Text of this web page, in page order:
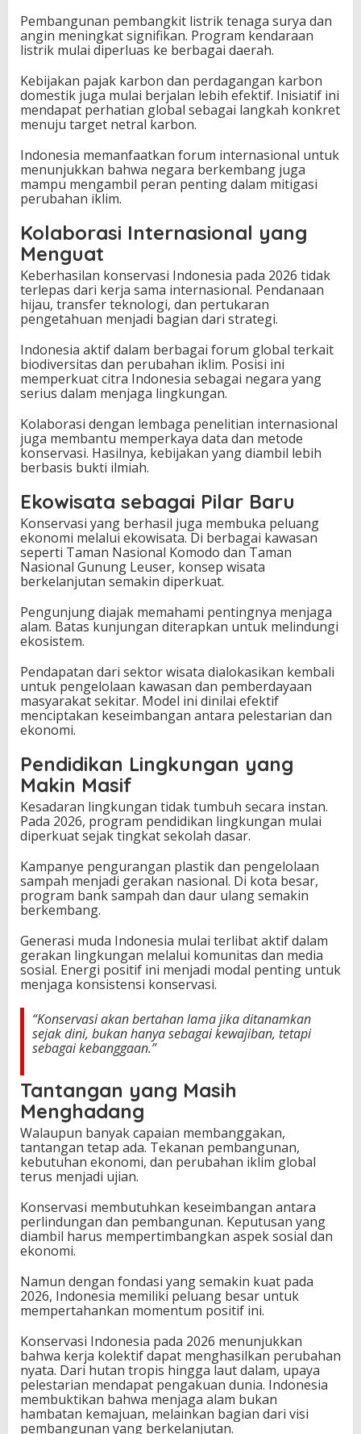
Pembangunan pembangkit listrik tenaga surya dan
angin meningkat signifikan. Program kendaraan
listrik mulai diperluas ke berbagai daerah.
Kebijakan pajak karbon dan perdagangan karbon
domestik juga mulai berjalan lebih efektif. Inisiatif ini
mendapat perhatian global sebagai langkah konkret
menuju target netral karbon.
Indonesia memanfaatkan forum internasional untuk
menunjukkan bahwa negara berkembang juga
mampu mengambil peran penting dalam mitigasi
perubahan iklim.
Kolaborasi Internasional yang
Menguat
Keberhasilan konservasi Indonesia pada 2026 tidak
terlepas dari kerja sama internasional. Pendanaan
hijau, transfer teknologi, dan pertukaran
pengetahuan menjadi bagian dari strategi.
Indonesia aktif dalam berbagai forum global terkait
biodiversitas dan perubahan iklim. Posisi ini
memperkuat citra Indonesia sebagai negara yang
serius dalam menjaga lingkungan.
Kolaborasi dengan lembaga penelitian internasional
juga membantu memperkaya data dan metode
konservasi. Hasilnya, kebijakan yang diambil lebih
berbasis bukti ilmiah.
Ekowisata sebagai Pilar Baru
Konservasi yang berhasil juga membuka peluang
ekonomi melalui ekowisata. Di berbagai kawasan
seperti Taman Nasional Komodo dan Taman
Nasional Gunung Leuser, konsep wisata
berkelanjutan semakin diperkuat.
Pengunjung diajak memahami pentingnya menjaga
alam. Batas kunjungan diterapkan untuk melindungi
ekosistem.
Pendapatan dari sektor wisata dialokasikan kembali
untuk pengelolaan kawasan dan pemberdayaan
masyarakat sekitar. Model ini dinilai efektif
menciptakan keseimbangan antara pelestarian dan
ekonomi.
Pendidikan Lingkungan yang
Makin Masif
Kesadaran lingkungan tidak tumbuh secara instan.
Pada 2026, program pendidikan lingkungan mulai
diperkuat sejak tingkat sekolah dasar.
Kampanye pengurangan plastik dan pengelolaan
sampah menjadi gerakan nasional. Di kota besar,
program bank sampah dan daur ulang semakin
berkembang.
Generasi muda Indonesia mulai terlibat aktif dalam
gerakan lingkungan melalui komunitas dan media
sosial. Energi positif ini menjadi modal penting untuk
menjaga konsistensi konservasi.
“Konservasi akan bertahan lama jika ditanamkan
sejak dini, bukan hanya sebagai kewajiban, tetapi
sebagai kebanggaan.”
Tantangan yang Masih
Menghadang
Walaupun banyak capaian membanggakan,
tantangan tetap ada. Tekanan pembangunan,
kebutuhan ekonomi, dan perubahan iklim global
terus menjadi ujian.
Konservasi membutuhkan keseimbangan antara
perlindungan dan pembangunan. Keputusan yang
diambil harus mempertimbangkan aspek sosial dan
ekonomi.
Namun dengan fondasi yang semakin kuat pada
2026, Indonesia memiliki peluang besar untuk
mempertahankan momentum positif ini.
Konservasi Indonesia pada 2026 menunjukkan
bahwa kerja kolektif dapat menghasilkan perubahan
nyata. Dari hutan tropis hingga laut dalam, upaya
pelestarian mendapat pengakuan dunia. Indonesia
membuktikan bahwa menjaga alam bukan
hambatan kemajuan, melainkan bagian dari visi
pembangunan yang berkelanjutan.